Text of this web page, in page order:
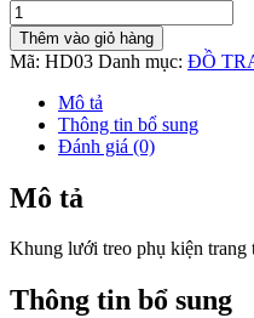
Thêm vào giỏ hàng
Mã: HD03 Danh mục: ĐỒ
Mô tả
Thông tin bổ sung
Đánh giá (0)
Mô tả
Khung lưới treo phụ kiện trang
Thông tin bổ sung